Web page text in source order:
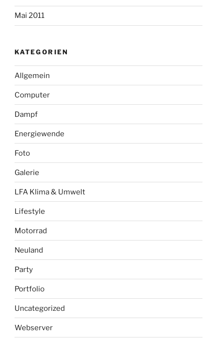
Mai 2011
KATEGORIEN
Allgemein
Computer
Dampf
Energiewende
Foto
Galerie
LFA Klima & Umwelt
Lifestyle
Motorrad
Neuland
Party
Portfolio
Uncategorized
Webserver